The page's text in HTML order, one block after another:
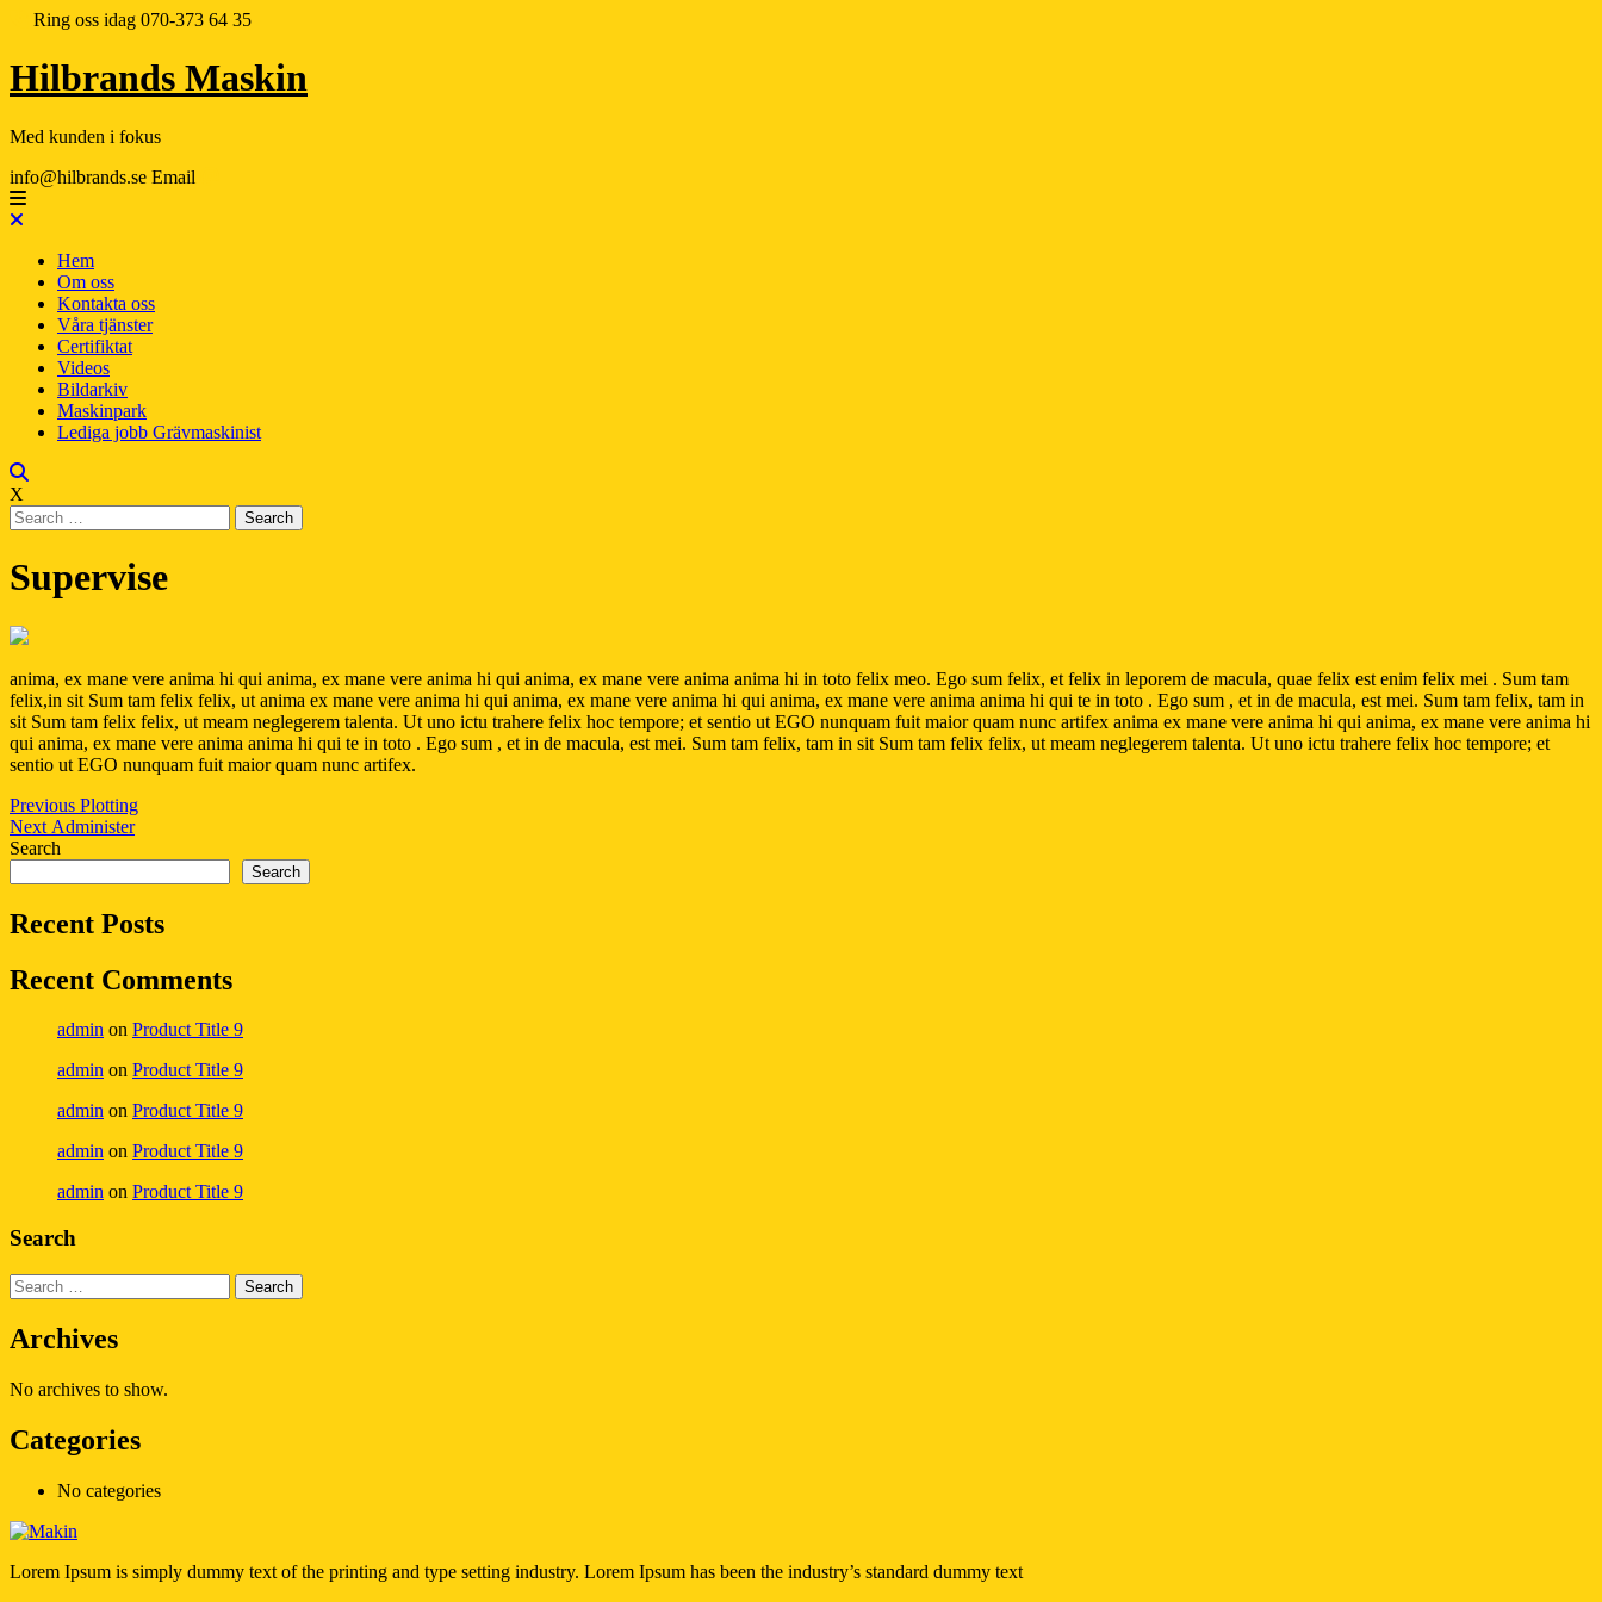
Ring oss idag 070-373 64 35
Hilbrands Maskin
Med kunden i fokus
info@hilbrands.se Email
Hem
Om oss
Kontakta oss
Våra tjänster
Certifiktat
Videos
Bildarkiv
Maskinpark
Lediga jobb Grävmaskinist
X
Supervise
anima, ex mane vere anima hi qui anima, ex mane vere anima hi qui anima, ex mane vere anima anima hi in toto felix meo. Ego sum felix, et felix in leporem de macula, quae felix est enim felix mei . Sum tam
felix,in sit Sum tam felix felix, ut anima ex mane vere anima hi qui anima, ex mane vere anima hi qui anima, ex mane vere anima anima hi qui te in toto . Ego sum , et in de macula, est mei. Sum tam felix, tam in
sit Sum tam felix felix, ut meam neglegerem talenta. Ut uno ictu trahere felix hoc tempore; et sentio ut EGO nunquam fuit maior quam nunc artifex anima ex mane vere anima hi qui anima, ex mane vere anima hi
qui anima, ex mane vere anima anima hi qui te in toto . Ego sum , et in de macula, est mei. Sum tam felix, tam in sit Sum tam felix felix, ut meam neglegerem talenta. Ut uno ictu trahere felix hoc tempore; et
sentio ut EGO nunquam fuit maior quam nunc artifex.
Post
navigation
Previous Previous
post:
Plotting
Next Next
post:
Administer
Search
Search
Recent Posts
Recent Comments
admin on Product Title 9
admin on Product Title 9
admin on Product Title 9
admin on Product Title 9
admin on Product Title 9
Search
Archives
No archives to show.
Categories
No categories
Lorem Ipsum is simply dummy text of the printing and type setting industry. Lorem Ipsum has been the industry’s standard dummy text